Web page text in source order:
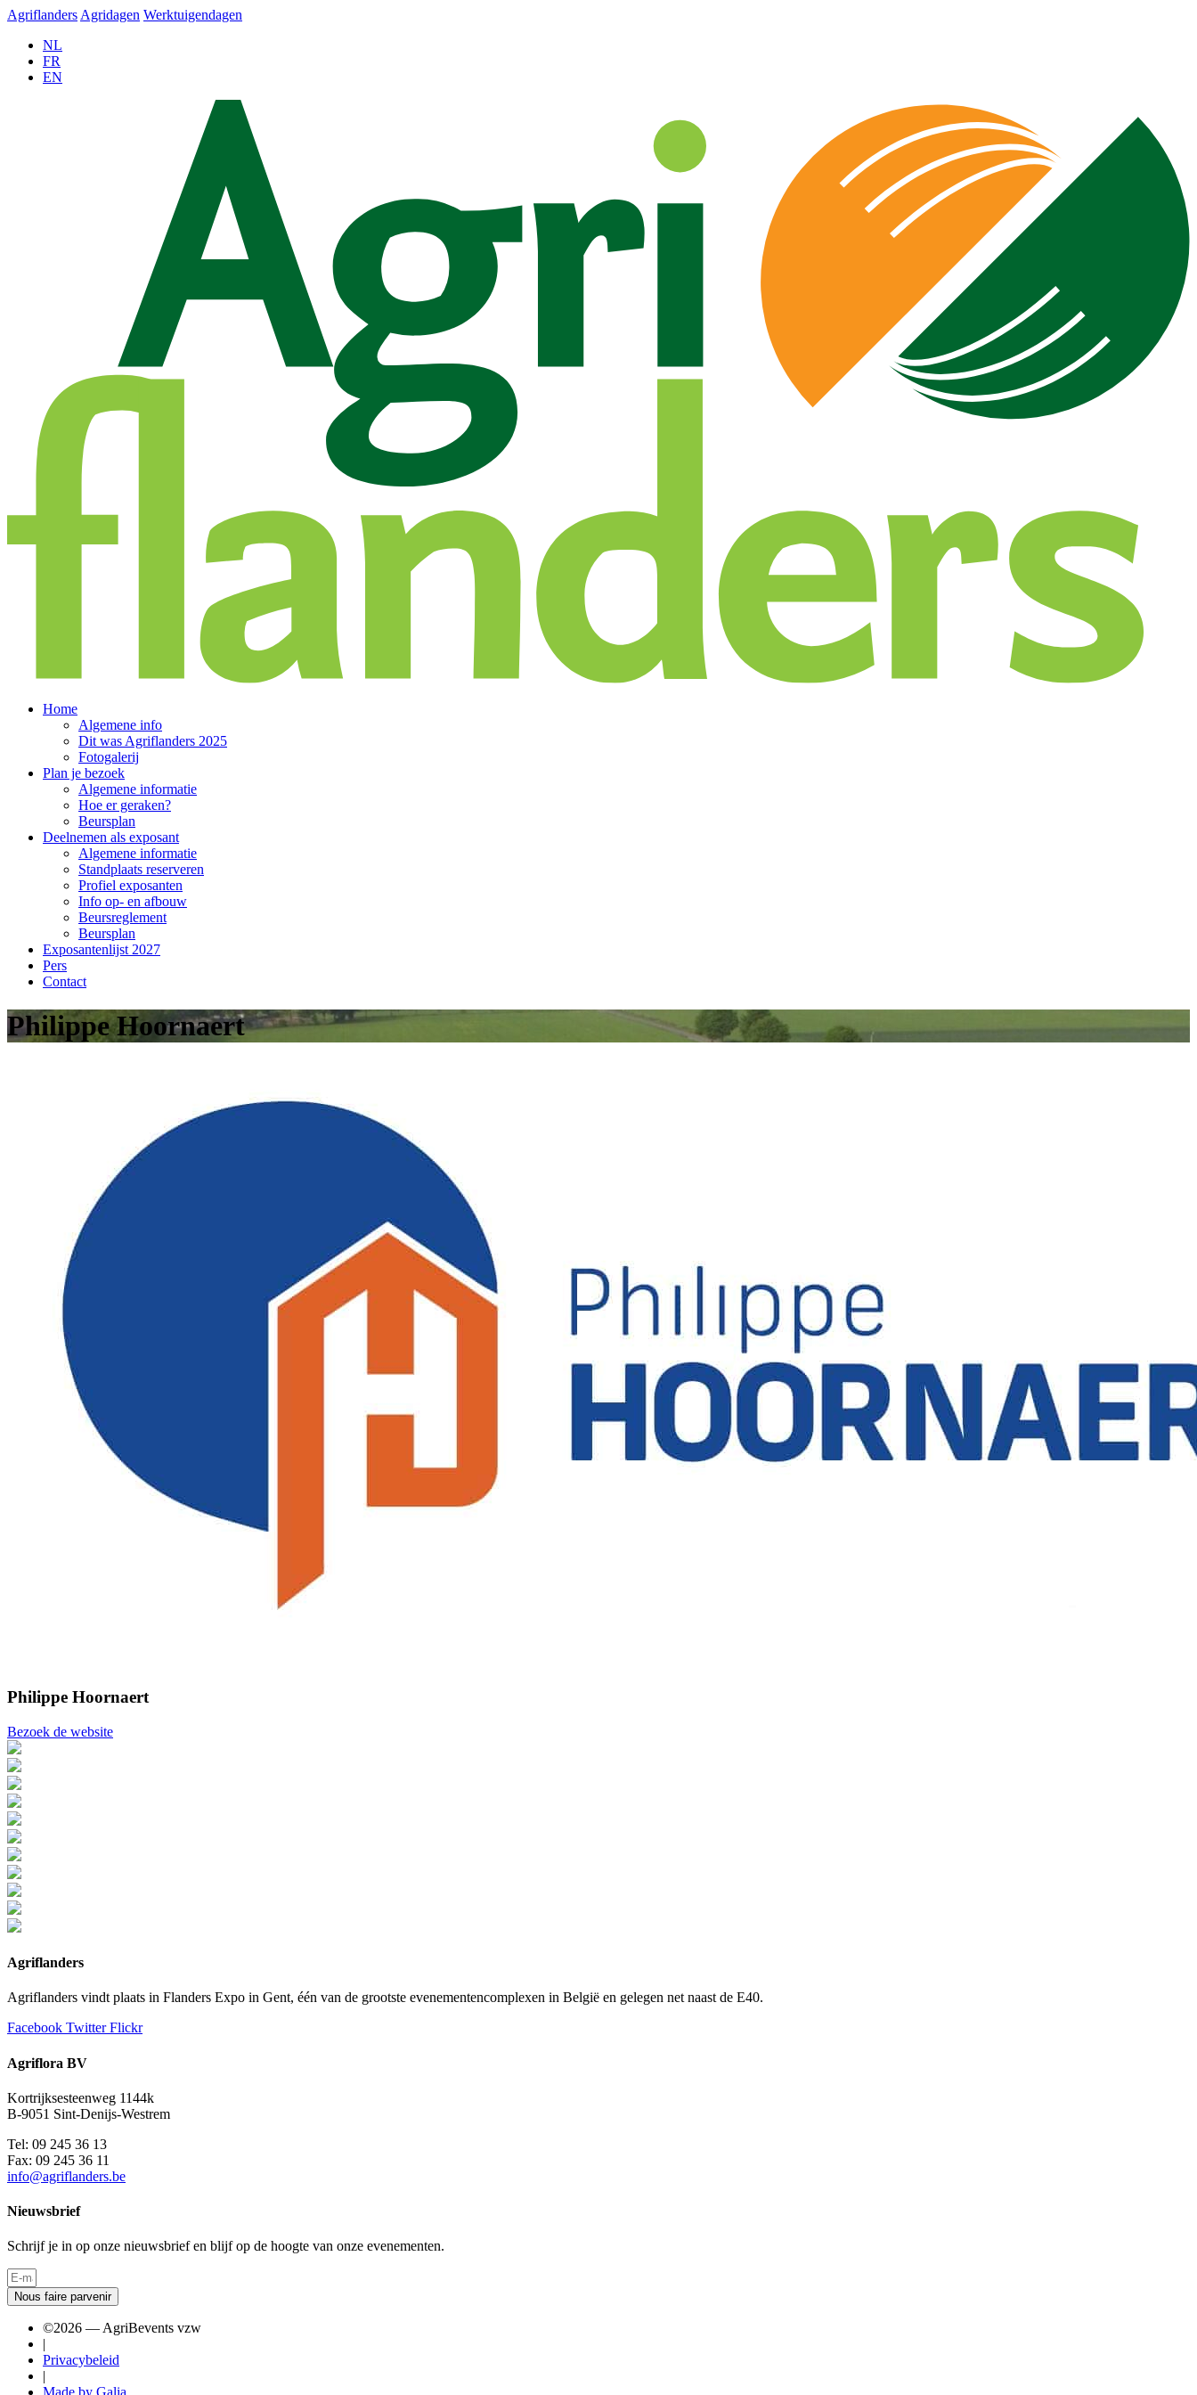
Agriflanders Agridagen Werktuigendagen
NL
FR
EN
Home
Algemene info
Dit was Agriflanders 2025
Fotogalerij
Plan je bezoek
Algemene informatie
Hoe er geraken?
Beursplan
Deelnemen als exposant
Algemene informatie
Standplaats reserveren
Profiel exposanten
Info op- en afbouw
Beursreglement
Beursplan
Exposantenlijst 2027
Pers
Contact
Philippe Hoornaert
Philippe Hoornaert
Bezoek de website
Agriflanders
Agriflanders vindt plaats in Flanders Expo in Gent, één van de grootste evenementencomplexen in België en gelegen net naast de E40.
Facebook Twitter Flickr
Agriflora BV
Kortrijksesteenweg 1144k
B-9051 Sint-Denijs-Westrem
Tel: 09 245 36 13
Fax: 09 245 36 11
info@agriflanders.be
Nieuwsbrief
Schrijf je in op onze nieuwsbrief en blijf op de hoogte van onze evenementen.
Nous faire parvenir
©2026 — AgriBevents vzw
|
Privacybeleid
|